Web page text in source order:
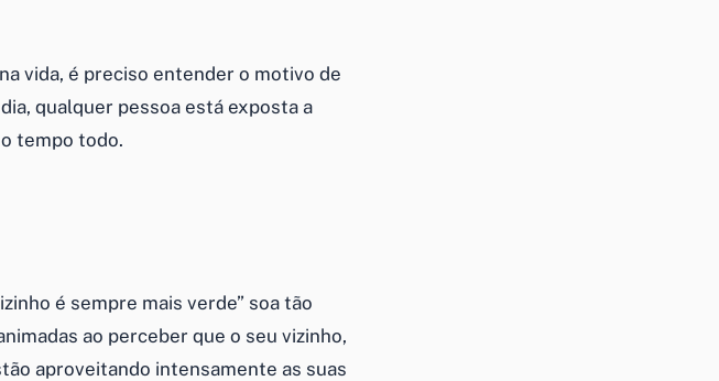
vida, é preciso entender o motivo de
qualquer pessoa está exposta a
tempo todo.
é sempre mais verde” soa tão
ao perceber que o seu vizinho,
aproveitando intensamente as suas